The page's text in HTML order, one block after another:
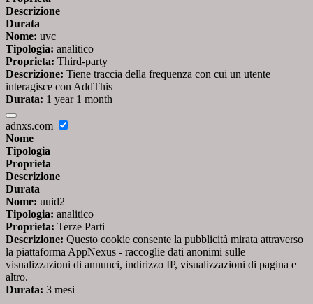
Descrizione
Durata
Nome: uvc
Tipologia: analitico
Proprieta: Third-party
Descrizione: Tiene traccia della frequenza con cui un utente
interagisce con AddThis
Durata: 1 year 1 month
adnxs.com
Nome
Tipologia
Proprieta
Descrizione
Durata
Nome: uuid2
Tipologia: analitico
Proprieta: Terze Parti
Descrizione: Questo cookie consente la pubblicità mirata attraverso
la piattaforma AppNexus - raccoglie dati anonimi sulle
visualizzazioni di annunci, indirizzo IP, visualizzazioni di pagina e
altro.
Durata: 3 mesi